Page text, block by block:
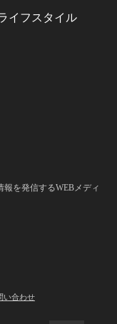
イフスタイル
を発信するWEBメディ
い合わせ